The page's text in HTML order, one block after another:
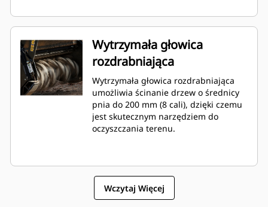
Wytrzymała głowica
rozdrabniająca
Wytrzymała głowica rozdrabniająca
umożliwia ścinanie drzew o średnicy
pnia do 200 mm (8 cali), dzięki czemu
jest skutecznym narzędziem do
oczyszczania terenu.
Wczytaj Więcej